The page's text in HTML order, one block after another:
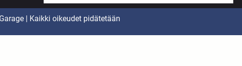
| Kaikki oikeudet pidätetään